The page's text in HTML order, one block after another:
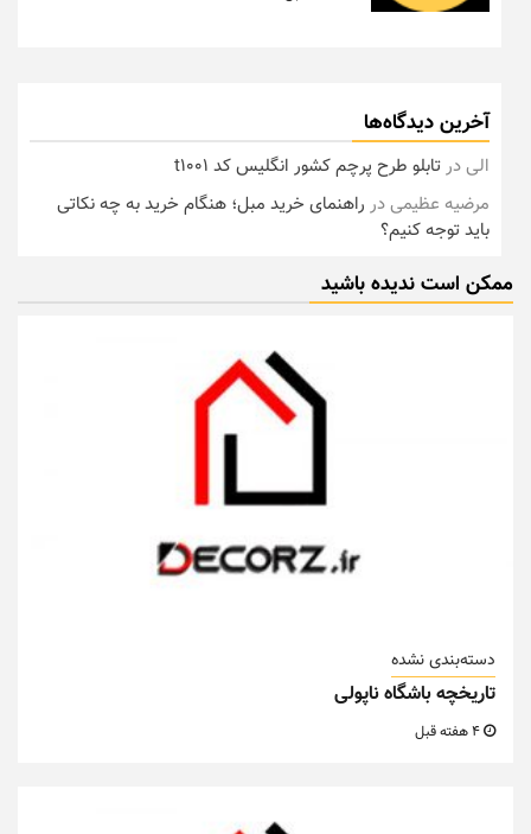
آخرین دیدگاه‌ها
الیدرتابلو طرح پرچم کشور انگلیس کد t1001
مرضیه عظیمیدر راهنمای خرید مبل؛ هنگام خرید به چه نکاتی
باید توجه کنیم؟
ممکن است ندیده باشید
دسته‌بندی نشده
تاریخچه باشگاه ناپولی